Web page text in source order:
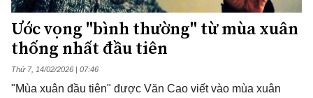
Ước vọng "bình thường" từ mùa xuân
thống nhất đầu tiên
Thứ 7, 14/02/2026 | 07:46
"Mùa xuân đầu tiên" được Văn Cao viết vào mùa xuân